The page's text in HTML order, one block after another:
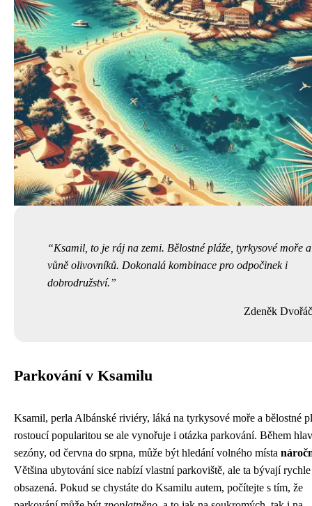
Ksamil, to je ráj na zemi. Bělostné pláže, tyrkysové moře a
vůně olivovníků. Dokonalá kombinace pro odpočinek i
dobrodružství.
Zdeněk
Parkování v Ksamilu
Ksamil, perla Albánské riviéry, láká na tyrkysové moře a bělostné
rostoucí popularitou se ale vynořuje i otázka parkování. Během
sezóny, od června do srpna, může být hledání volného místa
Většina ubytování sice nabízí vlastní parkoviště, ale ta bývají rychle
obsazená. Pokud se chystáte do Ksamilu autem, počítejte s tím, že